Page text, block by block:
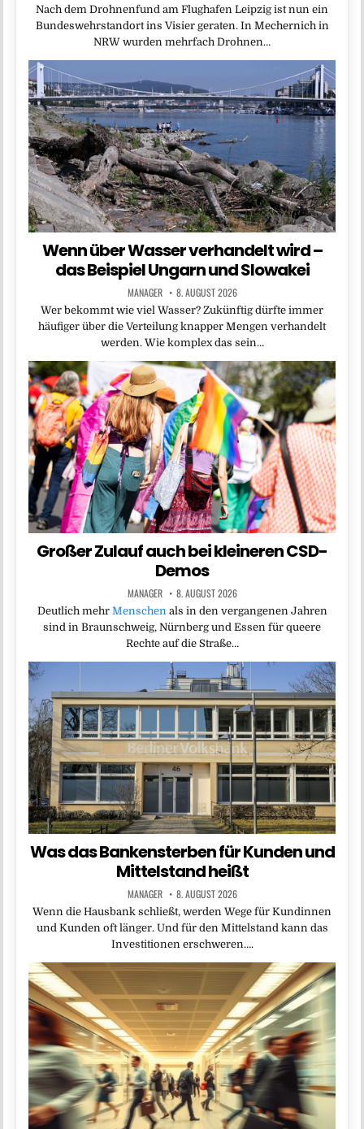
Nach dem Drohnenfund am Flughafen Leipzig ist nun ein
Bundeswehrstandort ins Visier geraten. In Mechernich in
NRW wurden mehrfach Drohnen…
Wenn über Wasser verhandelt wird –
das Beispiel Ungarn und Slowakei
MANAGER 8. AUGUST 2026
Wer bekommt wie viel Wasser? Zukünftig dürfte immer
häufiger über die Verteilung knapper Mengen verhandelt
werden. Wie komplex das sein…
Großer Zulauf auch bei kleineren CSD-
Demos
MANAGER 8. AUGUST 2026
Deutlich mehr Menschen als in den vergangenen Jahren
sind in Braunschweig, Nürnberg und Essen für queere
Rechte auf die Straße…
Was das Bankensterben für Kunden und
Mittelstand heißt
MANAGER 8. AUGUST 2026
Wenn die Hausbank schließt, werden Wege für Kundinnen
und Kunden oft länger. Und für den Mittelstand kann das
Investitionen erschweren….